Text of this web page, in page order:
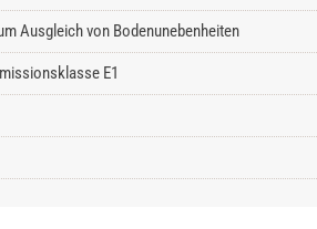
Ausgleich von Bodenunebenheiten
E1